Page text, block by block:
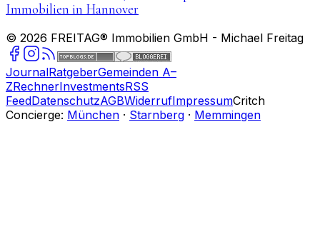
Immobilien in Hannover
© 2026 FREITAG® Immobilien GmbH - Michael Freitag
JournalRatgeberGemeinden A–
ZRechnerInvestmentsRSS
FeedDatenschutzAGBWiderrufImpressumCritch
Concierge: München · Starnberg · Memmingen